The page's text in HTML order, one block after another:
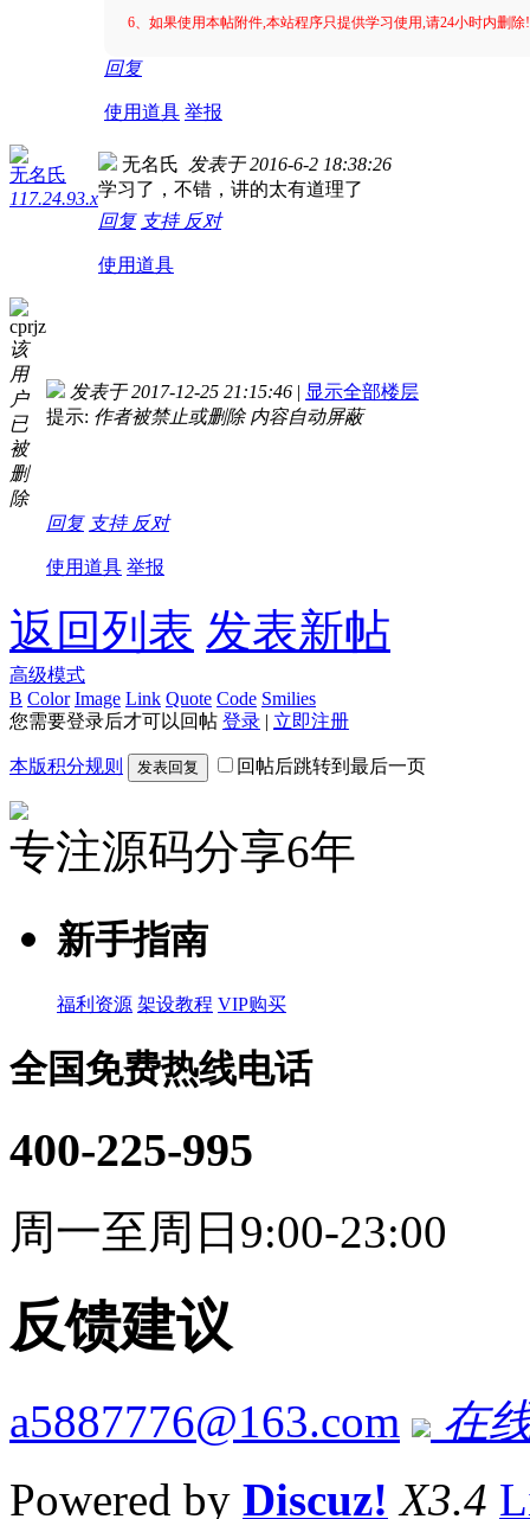
6、如果使用本帖附件,本站程序只提供学习使用,请24小时内删
回复
使用道具 举报
无名氏
117.24.93.x
无名氏 发表于 2016-6-2 18:38:26
学习了，不错，讲的太有道理了
回复 支持 反对
使用道具
cprjz
该
用
户
已
被
删
除
发表于 2017-12-25 21:15:46 | 显示全部楼层
提示: 作者被禁止或删除 内容自动屏蔽
回复 支持 反对
使用道具 举报
返回列表 发表新帖
高级模式
B Color Image Link Quote Code Smilies
您需要登录后才可以回帖 登录 | 立即注册
本版积分规则 发表回复 回帖后跳转到最后一页
专注源码分享6年
新手指南
福利资源 架设教程 VIP购买
全国免费热线电话
400-225-995
周一至周日9:00-23:00
反馈建议
a5887776@163.com
在
Powered by Discuz! X3.4